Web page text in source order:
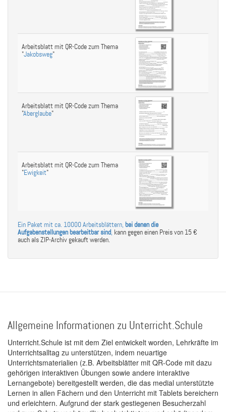
Arbeitsblatt mit QR-Code zum Thema
"Jakobsweg"
Arbeitsblatt mit QR-Code zum Thema
"Aberglaube"
Arbeitsblatt mit QR-Code zum Thema
"Ewigkeit"
Ein Paket mit ca. 10000 Arbeitsblättern, bei denen die
Aufgabenstellungen bearbeitbar sind, kann gegen einen Preis von 15 €
auch als ZIP-Archiv gekauft werden.
Allgemeine Informationen zu Unterricht.Schule
Unterricht.Schule ist mit dem Ziel entwickelt worden, Lehrkräfte im
Unterrichtsalltag zu unterstützen, indem neuartige
Unterrichtsmaterialien (z.B. Arbeitsblätter mit QR-Code mit dazu
gehörigen interaktiven Übungen sowie andere interaktive
Lernangebote) bereitgestellt werden, die das medial unterstützte
Lernen in allen Fächern und den Unterricht mit Tablets bereichern
und erleichtern. Aufgrund der stark gestiegenen Besucherzahl